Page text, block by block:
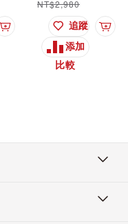
加入購物車
頭/舒眠枕/透氣
枕)(B0065)
NT$2,980
加入
追蹤
添加
比較